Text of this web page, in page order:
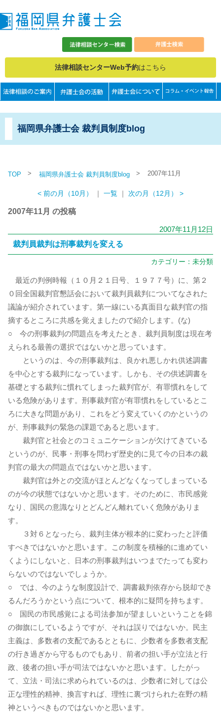
法律相談センターWeb予約はこちら
福岡県弁護士会 裁判員制度blog
TOP > 福岡県弁護士会 裁判員制度blog > 2007年11月
< 前の月（10月） ｜ 一覧 ｜ 次の月（12月） >
2007年11月 の投稿
2007年11月12日
裁判員裁判は刑事裁判を変える
カテゴリー： 未分類
最近の判例時報（１０月２１日号、１９７７号）に、第２
０回全国裁判官懇話会において裁判員裁判についてなされた
議論が紹介されています。第一線にいる真面目な裁判官の指
摘するところに共感を覚えましたので紹介します。(な)
○ 今の刑事裁判の問題点を考えたとき、裁判員制度は現在考
えられる最善の選択ではないかと思っています。
というのは、今の刑事裁判は、良かれ悪しかれ供述調書
を中心とする裁判になっています。しかも、その供述調書を
基礎とする裁判に慣れてしまった裁判官が、有罪慣れをして
いる危険があります。刑事裁判官が有罪慣れをしているとこ
ろに大きな問題があり、これをどう変えていくのかというの
が、刑事裁判の緊急の課題であると思います。
裁判官と社会とのコミュニケーションが欠けてきている
というのが、民事・刑事を問わず歴史的に見て今の日本の裁
判官の最大の問題点ではないかと思います。
裁判官は外との交流がほとんどなくなってしまっている
のが今の状態ではないかと思います。そのために、市民感覚
なり、国民の意識なりとどんどん離れていく危険がありま
す。
３対６となったら、裁判主体が根本的に変わったと評価
すべきではないかと思います。この制度を積極的に進めてい
くようにしないと、日本の刑事裁判はいつまでたっても変わ
らないのではないでしょうか。
○ では、今のような制度設計で、調書裁判依存から脱却でき
るんだろうかという点について、根本的に疑問を持ちます。
○ 国民の市民感覚による司法参加が望ましいということを錦
の御旗にしているようですが、それは誤りではないか。民主
主義は、多数者の支配であるとともに、少数者を多数者支配
の行き過ぎから守るものでもあり、前者の担い手が立法と行
政、後者の担い手が司法ではないかと思います。したがっ
て、立法・司法に求められているのは、少数者に対しては公
正な理性的精神、換言すれば、理性に裏づけられた在野の精
神というべきものではないかと思います。